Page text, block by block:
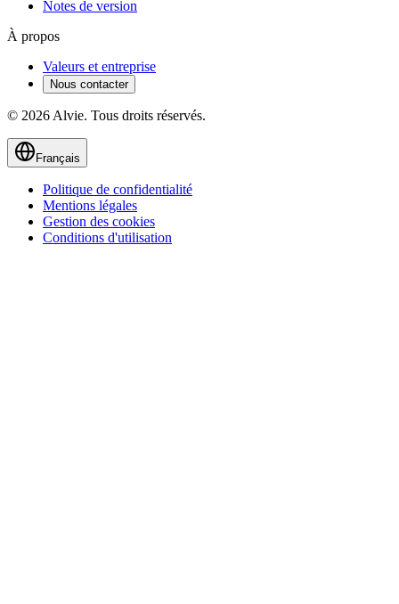
Notes de version
À propos
Valeurs et entreprise
Nous contacter
© 2026 Alvie. Tous droits réservés.
Français
Politique de confidentialité
Mentions légales
Gestion des cookies
Conditions d'utilisation